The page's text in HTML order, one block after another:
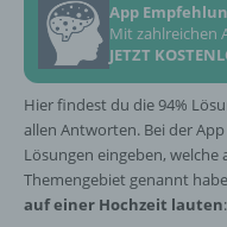
App
Mit zahlreichen
JETZT
Hier findest du die 94%
allen Antworten. Bei der
Lösungen eingeben, welche
Themengebiet genannt
auf einer Hochzeit lauten: